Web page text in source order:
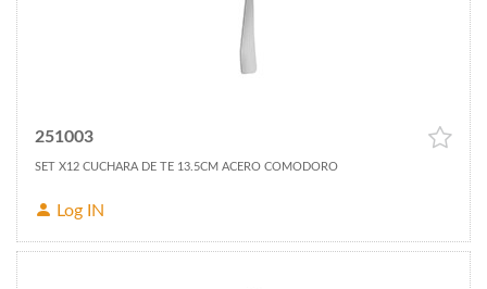
251003
SET X12 CUCHARA DE TE 13.5CM ACERO COMODORO
Log IN